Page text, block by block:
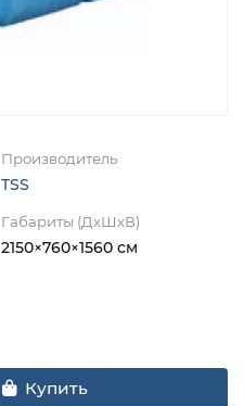
Производитель
TSS
Габариты (ДхШхВ)
2150×760×1560 см
Купить